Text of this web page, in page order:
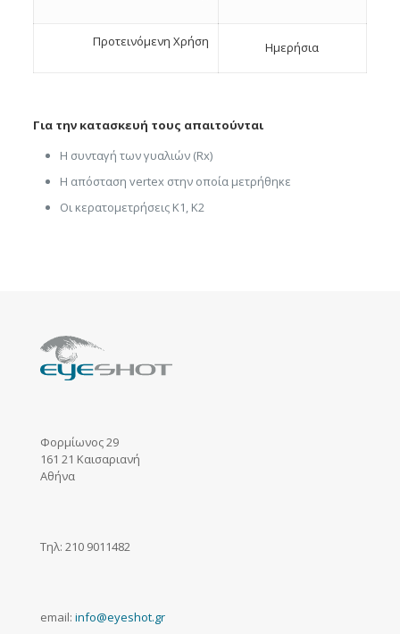
Προτεινόμενη Χρήση Ημερήσια
Για την κατασκευή τους απαιτούνται
Η συνταγή των γυαλιών (Rx)
Η απόσταση vertex στην οποία μετρήθηκε
Οι κερατομετρήσεις K1, K2
Φορμίωνος 29
161 21 Καισαριανή
Αθήνα
Τηλ: 210 9011482
email: info@eyeshot.gr